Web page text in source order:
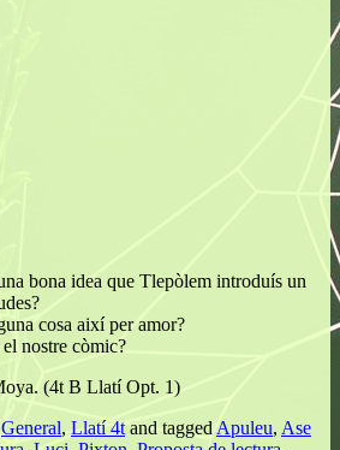
bona idea que Tlepòlem introduís un
cosa així per amor?
nostre còmic?
(4t B Llatí Opt. 1)
General, Llatí 4tand tagged Apuleu, Ase